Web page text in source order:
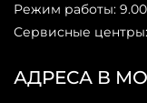
АДРЕСА В
Режим работы:
Сервисные центры: